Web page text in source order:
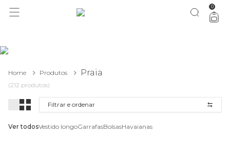
você merece 30% OFF pra comemorar com a gente aproveita! 0
Home Produtos Praia
(212 produtos)
Filtrar e ordenar
Ver todosVestido longoGarrafasBolsasHavaianas